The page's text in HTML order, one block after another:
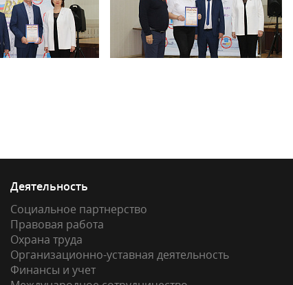
Деятельность
Социальное партнерство
Правовая работа
Охрана труда
Организационно-уставная деятельность
Финансы и учет